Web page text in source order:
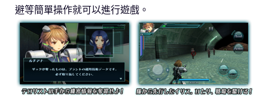
避等簡單操作就可以進行遊戲。